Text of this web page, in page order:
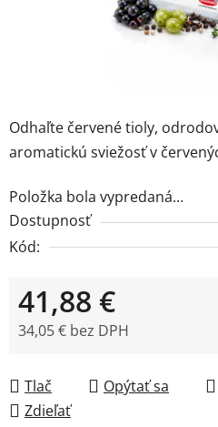
Odhaľte červené tioly,
aromatickú sviežosť v
Položka bola vypredaná…
Dostupnosť
Kód:
41,88 €
34,05 € bez DPH
Tlač
Opýtať sa
Zdieľať